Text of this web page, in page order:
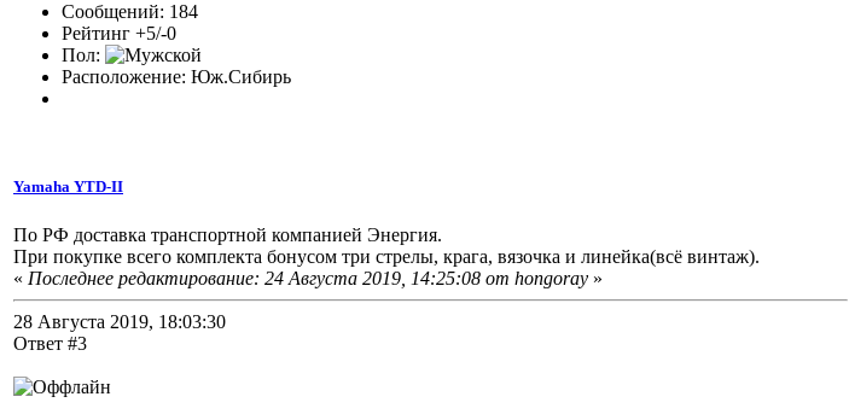
Сообщений: 184
Рейтинг +5/-0
Пол:
Расположение: Юж.Сибирь
Yamaha YTD-II
По РФ доставка транспортной компанией Энергия.
При покупке всего комплекта бонусом три стрелы, крага, вязочка и линейка(всё винтаж).
« Последнее редактирование: 24 Августа 2019, 14:25:08 от hongoray »
28 Августа 2019, 18:03:30
Ответ #3